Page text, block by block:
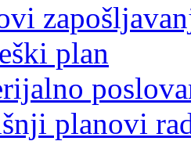
plan
planovi